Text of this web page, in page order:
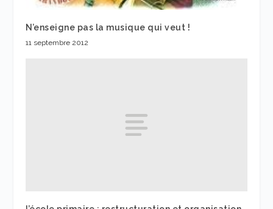
N’enseigne pas la musique qui veut !
11 septembre 2012